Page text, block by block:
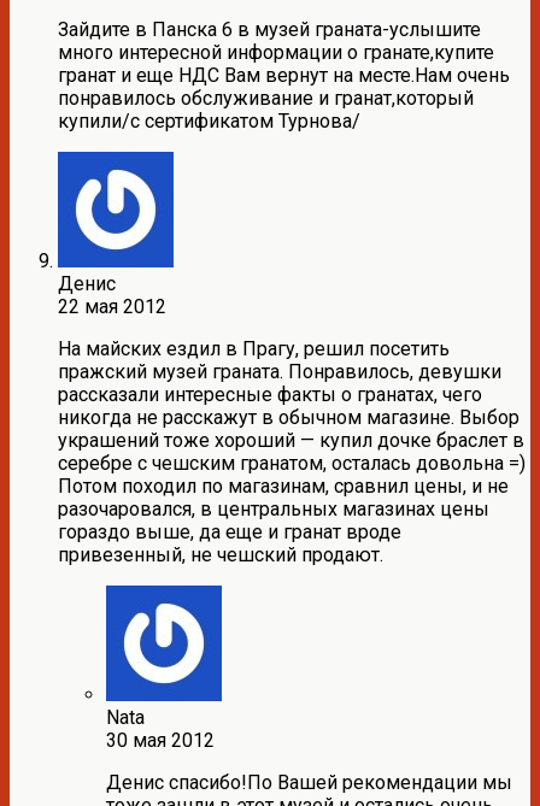
Зайдите в Панска 6 в музей граната-услышите
много интересной информации о гранате,купите
гранат и еще НДС Вам вернут на месте.Нам очень
понравилось обслуживание и гранат,который
купили/с сертификатом Турнова/
Денис
22 мая 2012
На майских ездил в Прагу, решил посетить
пражский музей граната. Понравилось, девушки
рассказали интересные факты о гранатах, чего
никогда не расскажут в обычном магазине. Выбор
украшений тоже хороший — купил дочке браслет в
серебре с чешским гранатом, осталась довольна =)
Потом походил по магазинам, сравнил цены, и не
разочаровался, в центральных магазинах цены
гораздо выше, да еще и гранат вроде
привезенный, не чешский продают.
Nata
30 мая 2012
Денис спасибо!По Вашей рекомендации мы